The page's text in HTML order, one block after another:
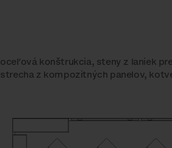
oceľová konštrukcia, steny z laniek
strecha z kompozitných panelov,